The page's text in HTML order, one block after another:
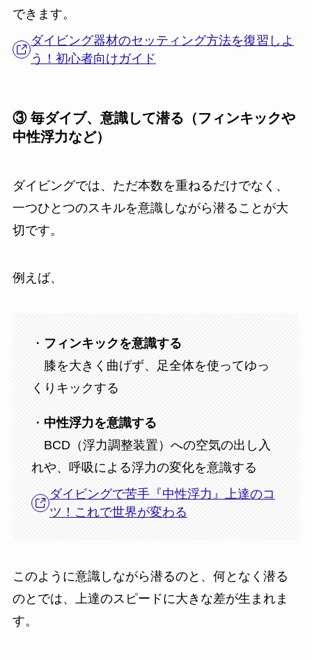
できます。
ダイビング器材のセッティング方法を復習しよ
う！初心者向けガイド
③ 毎ダイブ、意識して潜る（フィンキックや
中性浮力など）
ダイビングでは、ただ本数を重ねるだけでなく、
一つひとつのスキルを意識しながら潜ることが大
切です。
例えば、
・ フィンキックを意識する
膝を大きく曲げず、足全体を使ってゆっ
くりキックする
・ 中性浮力を意識する
BCD（浮力調整装置）への空気の出し入
れや、呼吸による浮力の変化を意識する
ダイビングで苦手『中性浮力』上達のコ
ツ！これで世界が変わる
このように意識しながら潜るのと、何となく潜る
のとでは、上達のスピードに大きな差が生まれま
す。